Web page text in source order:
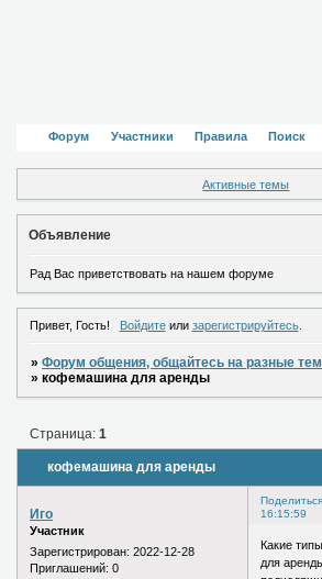
Форум Участники Правила Поиск
Активные темы
Объявление
Рад Вас приветствовать на нашем форуме
Привет, Гость! Войдитеили зарегистрируйтесь.
»Форум общения, общайтесь на разные
»кофемашина для аренды
кофемашина для аренды
Страница:1
16:15:59
Иго
Участник
Зарегистрирован: 2022-12-28
Приглашений: 0
Какие
для